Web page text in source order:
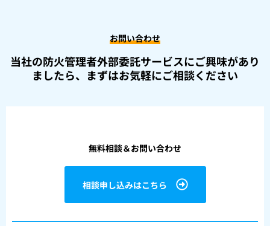
お問い合わせ
当社の防火管理者外部委託サービスにご興味があり
ましたら、 まずはお気軽にご相談ください
無料相談＆お問い合わせ
相談申し込みはこちら